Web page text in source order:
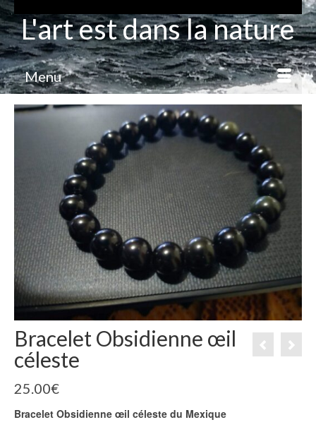
L'art est dans la nature
Menu
Bracelet Obsidienne œil
céleste
25.00€
Bracelet Obsidienne œil céleste du Mexique